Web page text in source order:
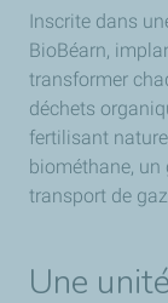
Inscrite dans
BioBéarn,
transformer
déchets
fertilisant
biométhane, un
transport de
Une